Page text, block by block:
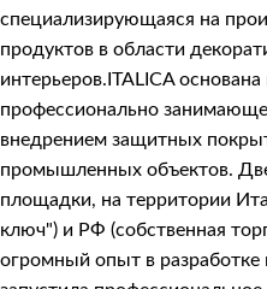
специализирующаяся на
продуктов в области
интерьеров.ITALICA
профессионально
внедрением защитных
промышленных объектов.
площадки, на территории
ключ") и РФ (собственная
огромный опыт в